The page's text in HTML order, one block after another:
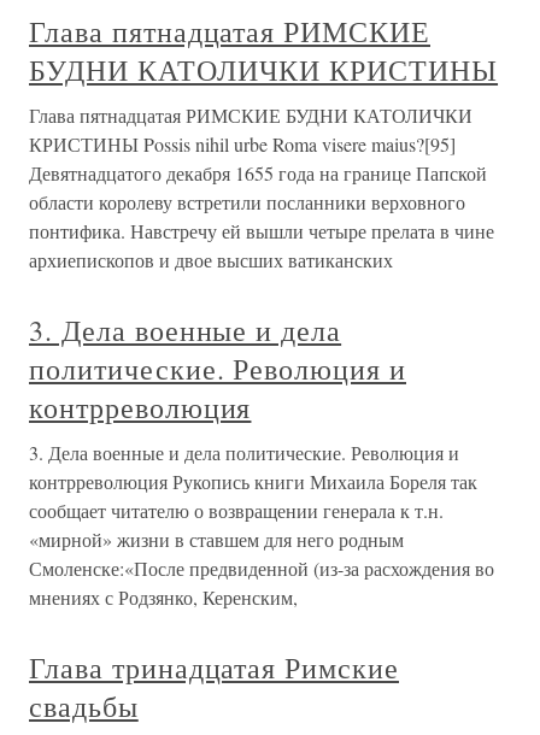
Глава пятнадцатая РИМСКИЕ
БУДНИ КАТОЛИЧКИ КРИСТИНЫ
Глава пятнадцатая РИМСКИЕ БУДНИ КАТОЛИЧКИ
КРИСТИНЫ Possis nihil urbe Roma visere maius?[95]
Девятнадцатого декабря 1655 года на границе Папской
области королеву встретили посланники верховного
понтифика. Навстречу ей вышли четыре прелата в чине
архиепископов и двое высших ватиканских
3. Дела военные и дела
политические. Революция и
контрреволюция
3. Дела военные и дела политические. Революция и
контрреволюция Рукопись книги Михаила Бореля так
сообщает читателю о возвращении генерала к т.н.
«мирной» жизни в ставшем для него родным
Смоленске:«После предвиденной (из-за расхождения во
мнениях с Родзянко, Керенским,
Глава тринадцатая Римские
свадьбы